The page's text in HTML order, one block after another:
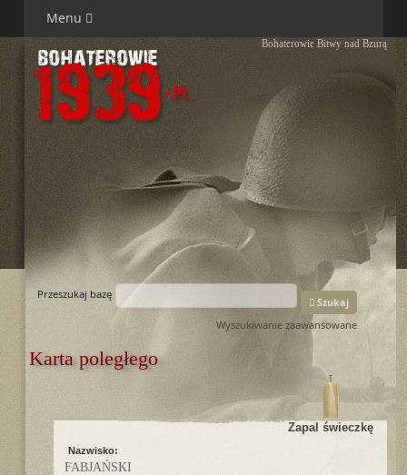
Menu
Bohaterowie Bitwy nad Bzurą
Przeszukaj bazę
Szukaj
Wyszukiwanie zaawansowane
Karta poległego
Zapal świeczkę
Nazwisko:
FABJAŃSKI